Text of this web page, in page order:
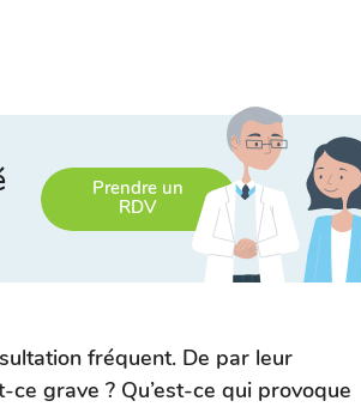
Prendre un
RDV
fréquent. De par leur
ce grave ? Qu’est-ce qui provoque